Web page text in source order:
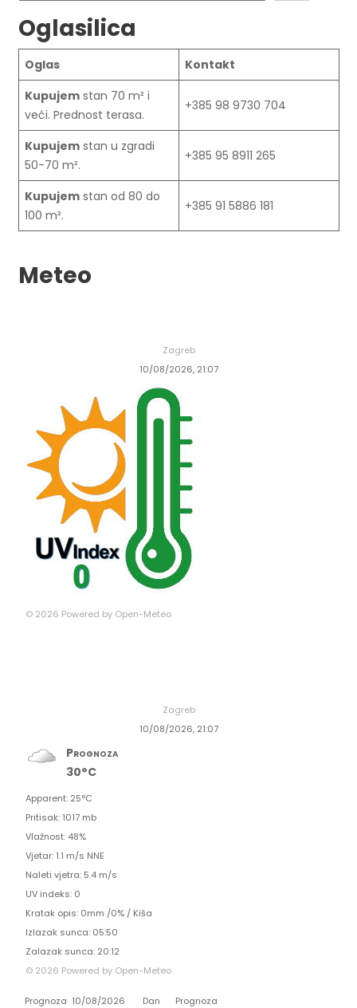
Oglasilica
Oglas
Kontakt
Kupujemstan 70 m² i
veći. Prednost terasa.
+385 98 9730 704
Kupujemstan u zgradi
50-70 m².
+385 95 8911 265
Kupujemstan od 80 do
100 m².
+385 91 5886 181
Meteo
Zagreb
10/08/2026, 21:07
© 2026 Powered by Open-Meteo
Zagreb
10/08/2026, 21:07
Prognoza
30°C
Apparent: 25°C
Pritisak: 1017 mb
Vlažnost: 48%
Vjetar: 1.1 m/s NNE
Naleti vjetra: 5.4 m/s
UV indeks: 0
Kratak opis: 0mm /0%/ Kiša
Izlazak sunca: 05:50
Zalazak sunca: 20:12
© 2026 Powered by Open-Meteo
Prognoza 10/08/2026 Dan
Prognoza